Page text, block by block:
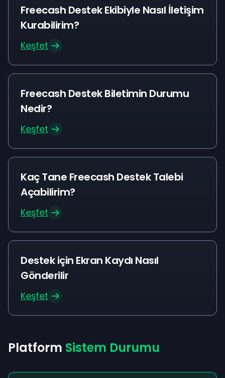
Freecash Destek Ekibiyle Nasıl İletişim
Kurabilirim?
Keşfet
Freecash Destek Biletimin Durumu
Nedir?
Keşfet
Kaç Tane Freecash Destek Talebi
Açabilirim?
Keşfet
Destek için Ekran Kaydı Nasıl
Gönderilir
Keşfet
Platform Sistem Durumu